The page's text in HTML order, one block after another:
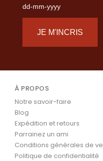
dd-mm-yyyy
JE M'INCRIS
À PROPOS
Notre savoir-faire
Blog
Expédition et retours
Parrainez un ami
Conditions générales de
Politique de confidentialité